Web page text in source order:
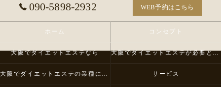
090-5898-2932 WEB予約はこちら
ホーム コンセプト
大阪でダイエットエステなら 大阪でダイエットエステが必要とされる理由
大阪でダイエットエステの業種について サービス